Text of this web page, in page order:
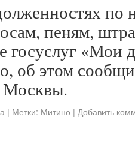
по
пеням,
госуслуг «Мои
об этом
Москвы.
| Метки: Митино | Добавить